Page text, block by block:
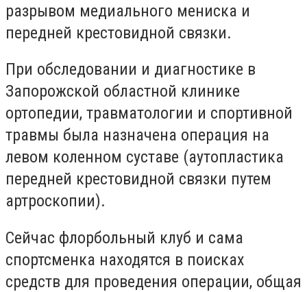
разрывом медиального мениска и
передней крестовидной связки.
При обследовании и диагностике в
Запорожской областной клинике
ортопедии, травматологии и спортивной
травмы была назначена операция на
левом коленном суставе (аутопластика
передней крестовидной связки путем
артроскопии).
Сейчас флорбольный клуб и сама
спортсменка находятся в поисках
средств для проведения операции, общая